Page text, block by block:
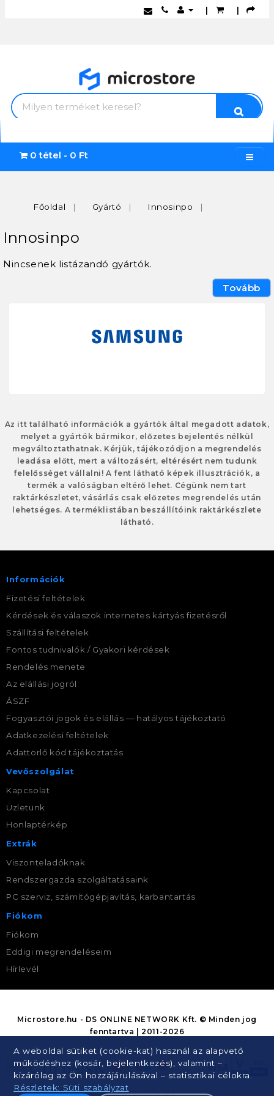
| |
0 tétel - 0 Ft
Főoldal Gyártó Innosinpo
Innosinpo
Nincsenek listázandó gyártók.
Tovább
Az itt található információk a gyártók által megadott adatok,
melyet a gyártók bármikor, előzetes bejelentés nélkül
megváltoztathatnak. Kérjük, tájékozódjon a megrendelés
leadása előtt, mert a változásért, eltérésért nem tudunk
felelősséget vállalni! A fent látható képek illusztrációk, a
termék a valóságban eltérő lehet. Cégünk nem tart
raktárkészletet, vásárlás csak előzetes megrendelés után
lehetséges. A terméklistában beszállítóink raktárkészlete
látható.
Információk
Fizetési feltételek
Kérdések és válaszok internetes kártyás fizetésről
Szállítási feltételek
Fontos tudnivalók / Gyakori kérdések
Rendelés menete
Az elállási jogról
ÁSZF
Fogyasztói jogok és elállás — hatályos tájékoztató
Adatkezelési feltételek
Adattörlő kód tájékoztatás
Vevőszolgálat
Kapcsolat
Üzletünk
Honlaptérkép
Extrák
Viszonteladóknak
Rendszergazda szolgáltatásaink
PC szerviz, számítógépjavítás, karbantartás
Fiókom
Fiókom
Eddigi megrendeléseim
Hírlevél
A weboldal sütiket (cookie-kat) használ az alapvető
működéshez (kosár, bejelentkezés), valamint –
kizárólag az Ön hozzájárulásával – statisztikai célokra.
Részletek: Süti szabályzat
Microstore.hu - DS ONLINE NETWORK Kft. © Minden jog
fenntartva | 2011-2026